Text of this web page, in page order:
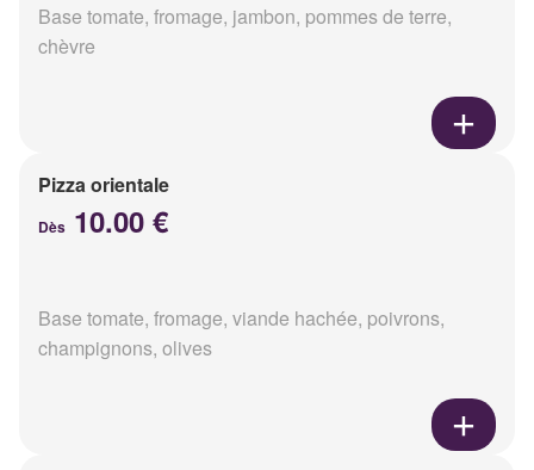
Base tomate, fromage, jambon, pommes de terre,
chèvre
Pizza orientale
Dès 10.00 €
Base tomate, fromage, viande hachée, poivrons,
champignons, olives